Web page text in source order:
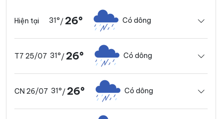
Hiện tại 31°/ 26° Có dông
T7 25/07 31°/ 26° Có dông
CN 26/07 31°/ 26° Có dông